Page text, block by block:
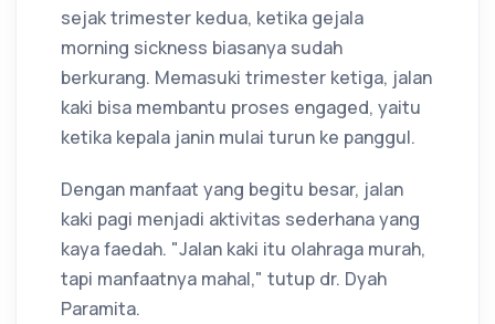
sejak trimester kedua, ketika gejala
morning sickness biasanya sudah
berkurang. Memasuki trimester ketiga, jalan
kaki bisa membantu proses engaged, yaitu
ketika kepala janin mulai turun ke panggul.
Dengan manfaat yang begitu besar, jalan
kaki pagi menjadi aktivitas sederhana yang
kaya faedah. "Jalan kaki itu olahraga murah,
tapi manfaatnya mahal," tutup dr. Dyah
Paramita.